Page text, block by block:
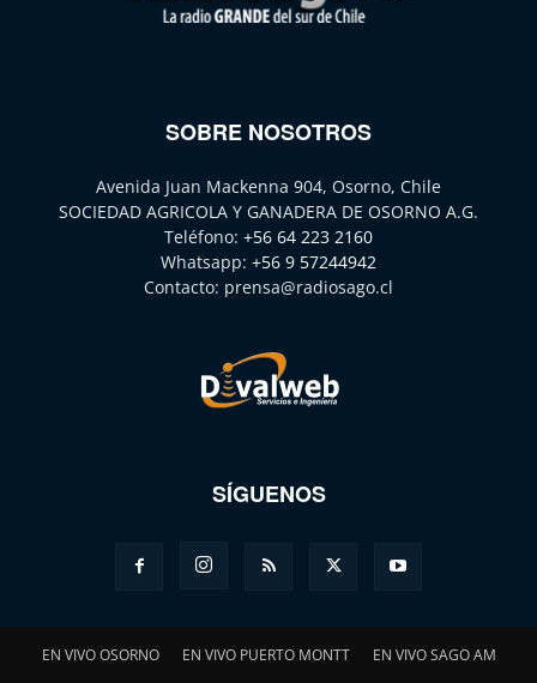
SOBRE NOSOTROS
Avenida Juan Mackenna 904, Osorno, Chile
SOCIEDAD AGRICOLA Y GANADERA DE OSORNO A.G.
Teléfono: +56 64 223 2160
Whatsapp: +56 9 57244942
Contacto: prensa@radiosago.cl
SÍGUENOS
EN VIVO OSORNO EN VIVO PUERTO MONTT EN VIVO SAGO AM